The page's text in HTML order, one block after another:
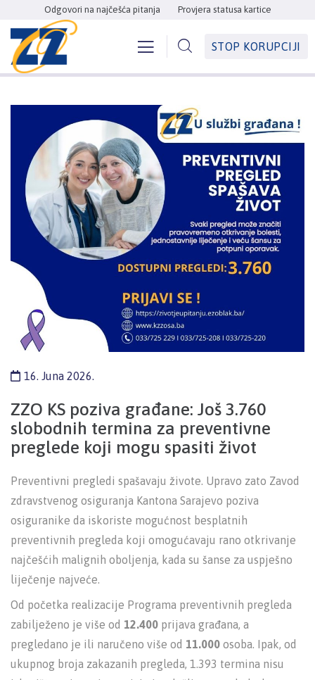
Odgovori na najčešća pitanja Provjera statusa kartice
STOP KORUPCIJI
16. Juna 2026.
ZZO KS poziva građane: Još 3.760
slobodnih termina za preventivne
preglede koji mogu spasiti život
Preventivni pregledi spašavaju živote. Upravo zato Zavod
zdravstvenog osiguranja Kantona Sarajevo poziva
osiguranike da iskoriste mogućnost besplatnih
preventivnih pregleda koji omogućavaju rano otkrivanje
najčešćih malignih oboljenja, kada su šanse za uspješno
liječenje najveće.
Od početka realizacije Programa preventivnih pregleda
zabilježeno je više od 12.400 prijava građana, a
pregledano je ili naručeno više od 11.000 osoba. Ipak, od
ukupnog broja zakazanih pregleda, 1.393 termina nisu